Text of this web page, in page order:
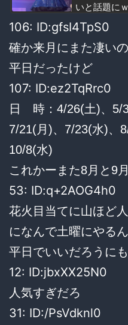
いと話題に
106: ID:gfsI4TpS0
確か来月にまた凄い
平日だったけど
107: ID:ez2TqRrc0
日 時：4/26(土)、5/
7/21(月)、7/23(水)、
10/8(水)
これかーまた8月と9
53: ID:q+2AOG4h0
花火目当てに山ほど
になんで土曜にやる
平日でいいだろうに
12: ID:jbxXX25N0
人気すぎだろ
31: ID:/PsVdknl0